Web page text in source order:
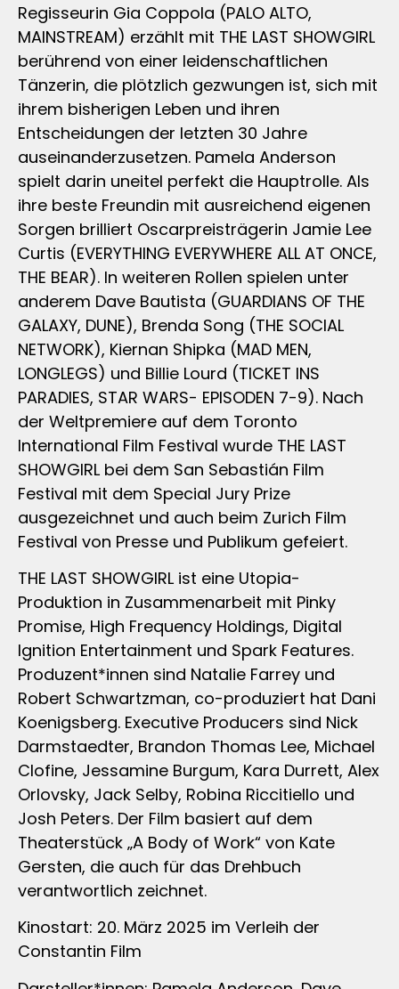
Regisseurin Gia Coppola (PALO ALTO,
MAINSTREAM) erzählt mit THE LAST SHOWGIRL
berührend von einer leidenschaftlichen
Tänzerin, die plötzlich gezwungen ist, sich mit
ihrem bisherigen Leben und ihren
Entscheidungen der letzten 30 Jahre
auseinanderzusetzen. Pamela Anderson
spielt darin uneitel perfekt die Hauptrolle. Als
ihre beste Freundin mit ausreichend eigenen
Sorgen brilliert Oscarpreisträgerin Jamie Lee
Curtis (EVERYTHING EVERYWHERE ALL AT ONCE,
THE BEAR). In weiteren Rollen spielen unter
anderem Dave Bautista (GUARDIANS OF THE
GALAXY, DUNE), Brenda Song (THE SOCIAL
NETWORK), Kiernan Shipka (MAD MEN,
LONGLEGS) und Billie Lourd (TICKET INS
PARADIES, STAR WARS- EPISODEN 7-9). Nach
der Weltpremiere auf dem Toronto
International Film Festival wurde THE LAST
SHOWGIRL bei dem San Sebastián Film
Festival mit dem Special Jury Prize
ausgezeichnet und auch beim Zurich Film
Festival von Presse und Publikum gefeiert.
THE LAST SHOWGIRL ist eine Utopia-
Produktion in Zusammenarbeit mit Pinky
Promise, High Frequency Holdings, Digital
Ignition Entertainment und Spark Features.
Produzent*innen sind Natalie Farrey und
Robert Schwartzman, co-produziert hat Dani
Koenigsberg. Executive Producers sind Nick
Darmstaedter, Brandon Thomas Lee, Michael
Clofine, Jessamine Burgum, Kara Durrett, Alex
Orlovsky, Jack Selby, Robina Riccitiello und
Josh Peters. Der Film basiert auf dem
Theaterstück „A Body of Work“ von Kate
Gersten, die auch für das Drehbuch
verantwortlich zeichnet.
Kinostart: 20. März 2025 im Verleih der
Constantin Film